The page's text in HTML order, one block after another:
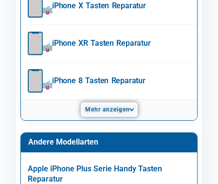
iPhone X Tasten Reparatur
iPhone XR Tasten Reparatur
iPhone 8 Tasten Reparatur
Mehr anzeigen
Andere Modellarten
Apple iPhone Plus Serie Handy Tasten
Reparatur